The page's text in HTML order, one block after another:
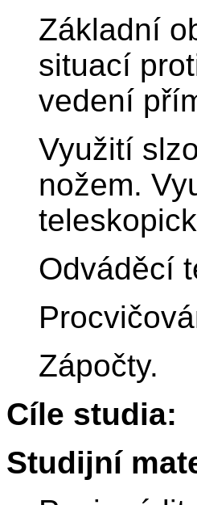
Základní
situací
vedení
Využití
nožem.
Odváděcí
Zápočty.
Cíle studia:
Studijní